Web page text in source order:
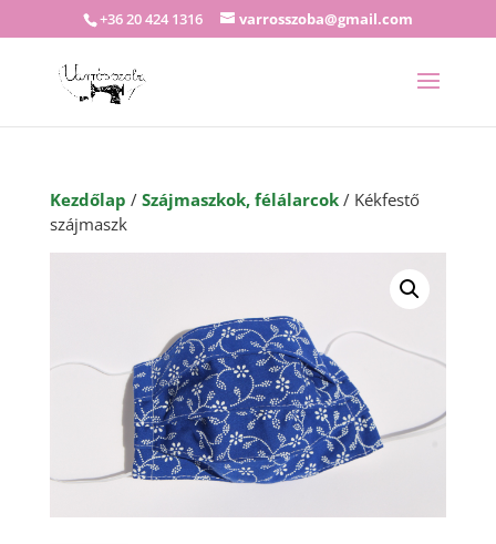
+36 20 424 1316 varrosszoba@gmail.com
Kezdőlap / Szájmaszkok, félálarcok/ Kékfestő
szájmaszk